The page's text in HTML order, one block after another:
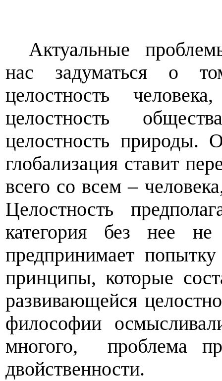
Актуальные
нас задуматься о
целостность
целостность
целостность природы.
глобализация ставит
всего со всем –
Целостность
категория без нее
предпринимает
принципы, которые
развивающейся
философии
многого,
проблема
двойственности.